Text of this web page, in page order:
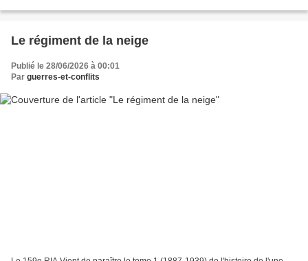
Le régiment de la neige
Publié le 28/06/2026 à 00:01
Par guerres-et-conflits